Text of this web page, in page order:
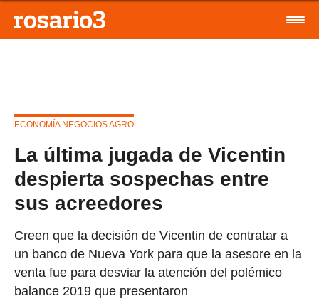
ECONOMÍA NEGOCIOS AGRO
La última jugada de Vicentin
despierta sospechas entre
sus acreedores
Creen que la decisión de Vicentin de contratar a
un banco de Nueva York para que la asesore en la
venta fue para desviar la atención del polémico
balance 2019 que presentaron